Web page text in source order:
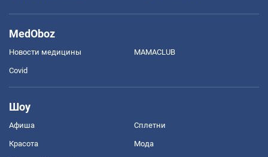
MedOboz
Новости медицины MAMACLUB
Covid
Шоу
Афиша Сплетни
Красота Мода